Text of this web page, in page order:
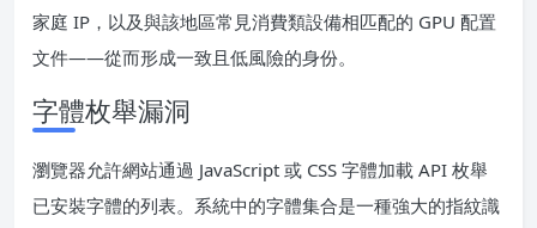
家庭 IP，以及與該地區常見消費類設備相匹配的 GPU 配置
文件——從而形成一致且低風險的身份。
字體枚舉漏洞
瀏覽器允許網站通過 JavaScript 或 CSS 字體加載 API 枚舉
已安裝字體的列表。系統中的字體集合是一種強大的指紋識